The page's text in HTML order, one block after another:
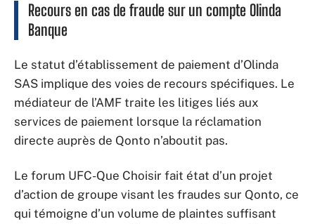
Recours en cas de fraude sur un compte Olinda
Banque
Le statut d’établissement de paiement d’Olinda
SAS implique des voies de recours spécifiques. Le
médiateur de l’AMF traite les litiges liés aux
services de paiement lorsque la réclamation
directe auprès de Qonto n’aboutit pas.
Le forum UFC-Que Choisir fait état d’un projet
d’action de groupe visant les fraudes sur Qonto, ce
qui témoigne d’un volume de plaintes suffisant